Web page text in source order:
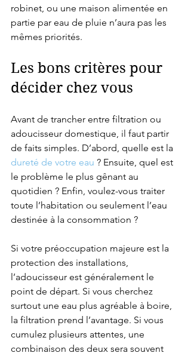
robinet, ou une maison alimentée en
partie par eau de pluie n’aura pas les
mêmes priorités.
Les bons critères pour
décider chez vous
Avant de trancher entre filtration ou
adoucisseur domestique, il faut partir
de faits simples. D’abord, quelle est la
dureté de votre eau ? Ensuite, quel est
le problème le plus gênant au
quotidien ? Enfin, voulez-vous traiter
toute l’habitation ou seulement l’eau
destinée à la consommation ?
Si votre préoccupation majeure est la
protection des installations,
l’adoucisseur est généralement le
point de départ. Si vous cherchez
surtout une eau plus agréable à boire,
la filtration prend l’avantage. Si vous
cumulez plusieurs attentes, une
combinaison des deux sera souvent